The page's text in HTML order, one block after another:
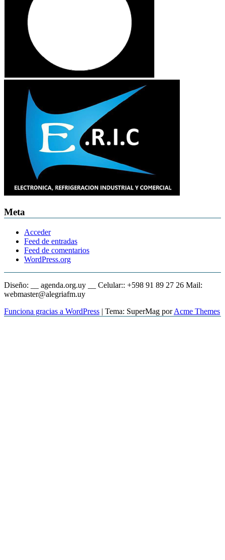
Meta
Acceder
Feed de entradas
Feed de comentarios
WordPress.org
Diseño: __ agenda.org.uy __ Celular:: +598 91 89 27 26 Mail:
webmaster@alegriafm.uy
Funciona gracias a WordPress | Tema: SuperMag porAcme Themes